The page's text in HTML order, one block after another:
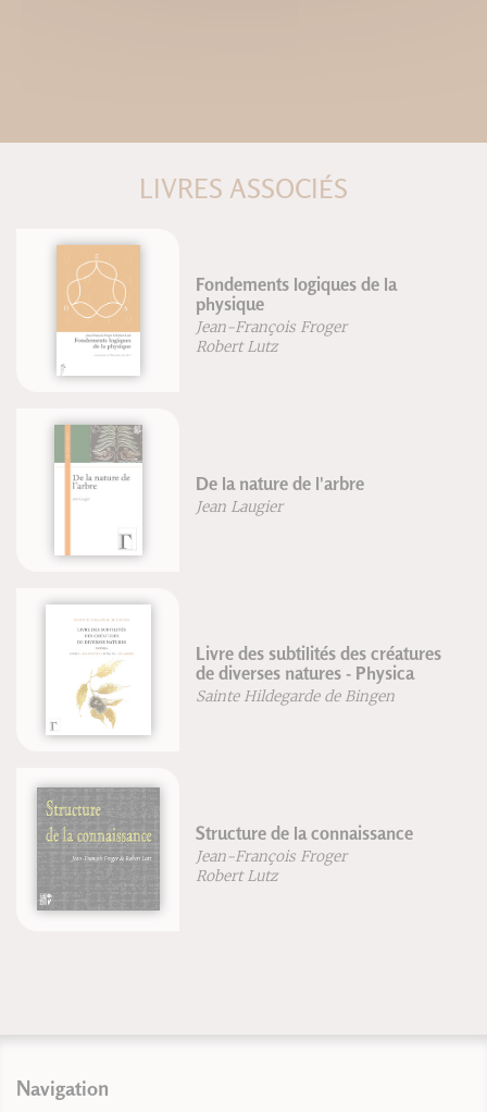
LIVRES ASSOCIÉS
Fondements logiques de la
physique
Jean-François Froger
Robert Lutz
De la nature de l'arbre
Jean Laugier
Livre des subtilités des créatures
de diverses natures - Physica
Sainte Hildegarde de Bingen
Structure de la connaissance
Jean-François Froger
Robert Lutz
Navigation